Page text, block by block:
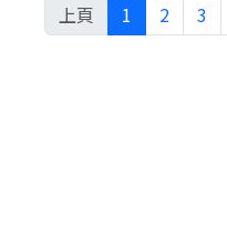
上頁
1 2 3